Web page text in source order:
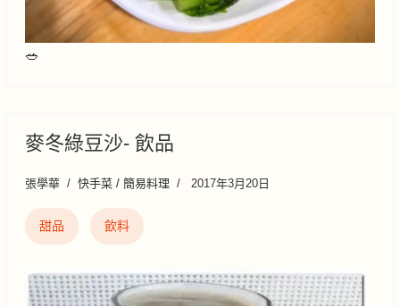
🥗
麥冬綠豆沙- 飲品
張學華 快手菜 / 簡易料理 2017年3月20日
甜品 飲料